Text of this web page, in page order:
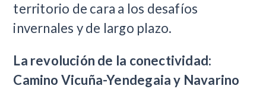
territorio de cara a los desafíos
invernales y de largo plazo.
La revolución de la conectividad:
Camino Vicuña-Yendegaia y Navarino